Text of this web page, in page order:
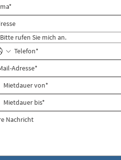
Bitte rufen Sie mich an.